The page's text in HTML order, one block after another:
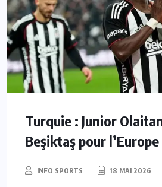
Turquie : Junior
Beşiktaş pour l’Europe
INFO SPORTS 18 MAI 2026